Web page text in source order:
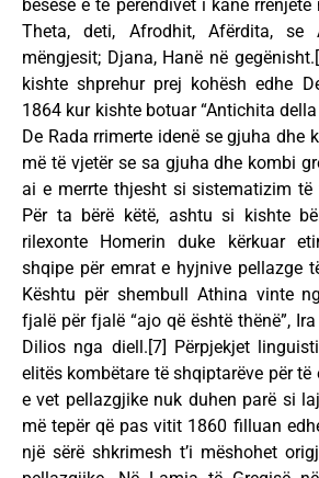
besësë e të perëndivet i kanë
Theta, deti, Afrodhit, Afërdita, se
mëngjesit; Djana, Hanë në
kishte shprehur prej kohësh edhe
1864 kur kishte botuar “Antichita
De Rada rrimerte idenë se gjuha dhe
më të vjetër se sa gjuha dhe kombi
ai e merrte thjesht si sistematizim të
Për ta bërë këtë, ashtu si kishte
rilexonte Homerin duke kërkuar
shqipe për emrat e hyjnive pellazge
Kështu për shembull Athina vinte
fjalë për fjalë “ajo që është thënë”,
Dilios nga diell.[7] Përpjekjet
elitës kombëtare të shqiptarëve për të
e vet pellazgjike nuk duhen parë si
më tepër që pas vitit 1860 filluan
një sërë shkrimesh t’i mëshohet